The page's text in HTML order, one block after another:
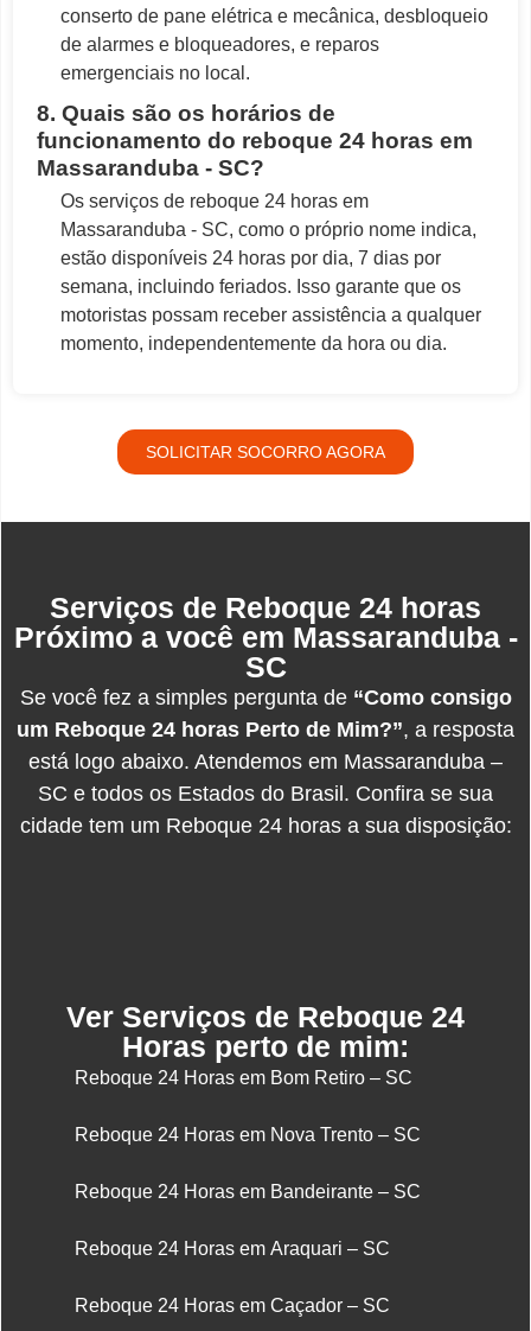
conserto de pane elétrica e mecânica, desbloqueio
de alarmes e bloqueadores, e reparos
emergenciais no local.
8. Quais são os horários de
funcionamento do reboque 24 horas em
Massaranduba - SC?
Os serviços de reboque 24 horas em
Massaranduba - SC, como o próprio nome indica,
estão disponíveis 24 horas por dia, 7 dias por
semana, incluindo feriados. Isso garante que os
motoristas possam receber assistência a qualquer
momento, independentemente da hora ou dia.
SOLICITAR SOCORRO AGORA
Serviços de Reboque 24 horas
Próximo a você em Massaranduba -
SC
Se você fez a simples pergunta de “Como consigo
um Reboque 24 horas Perto de Mim?”, a resposta
está logo abaixo. Atendemos em Massaranduba –
SC e todos os Estados do Brasil. Confira se sua
cidade tem um Reboque 24 horas a sua disposição:
Ver Serviços de Reboque 24
Horas perto de mim:
Reboque 24 Horas em Bom Retiro – SC
Reboque 24 Horas em Nova Trento – SC
Reboque 24 Horas em Bandeirante – SC
Reboque 24 Horas em Araquari – SC
Reboque 24 Horas em Caçador – SC